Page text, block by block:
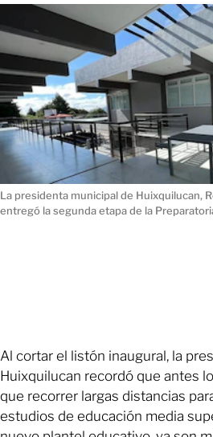
La presidenta municipal de Huixquilucan,
entregó la segunda etapa de la
Al cortar el listón inaugural, la
Huixquilucan recordó que antes
que recorrer largas distancias
estudios de educación media